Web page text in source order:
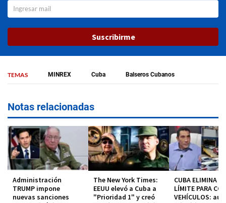
Suscribirme
TEMAS MINREX Cuba Balseros Cubanos
Notas relacionadas
Administración
TRUMP impone
nuevas sanciones
The New York Times:
EEUU elevó a Cuba a
"Prioridad 1" y creó
CUBA ELIMINA EL
LÍMITE PARA
VEHÍCULOS: